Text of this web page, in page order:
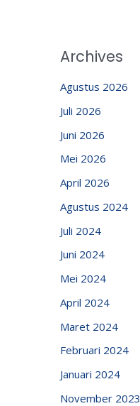
Archives
Agustus 2026
Juli 2026
Juni 2026
Mei 2026
April 2026
Agustus 2024
Juli 2024
Juni 2024
Mei 2024
April 2024
Maret 2024
Februari 2024
Januari 2024
November 2023